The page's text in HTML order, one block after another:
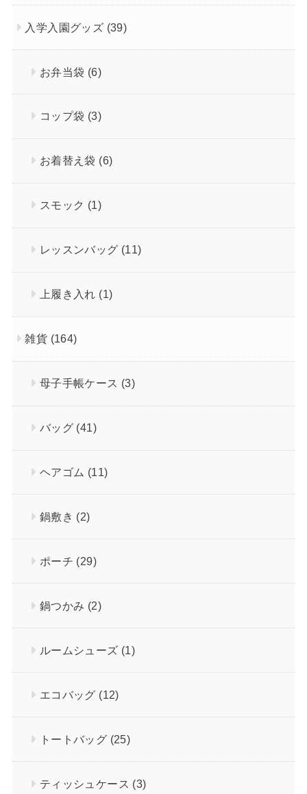
入学入園グッズ (39)
お弁当袋 (6)
コップ袋 (3)
お着替え袋 (6)
スモック (1)
レッスンバッグ (11)
上履き入れ (1)
雑貨 (164)
母子手帳ケース (3)
バッグ (41)
ヘアゴム (11)
鍋敷き (2)
ポーチ (29)
鍋つかみ (2)
ルームシューズ (1)
エコバッグ (12)
トートバッグ (25)
ティッシュケース (3)